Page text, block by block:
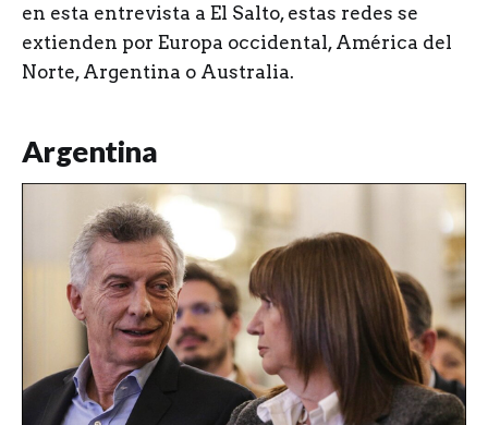
en esta entrevista a El Salto, estas redes se
extienden por Europa occidental, América del
Norte, Argentina o Australia.
Argentina